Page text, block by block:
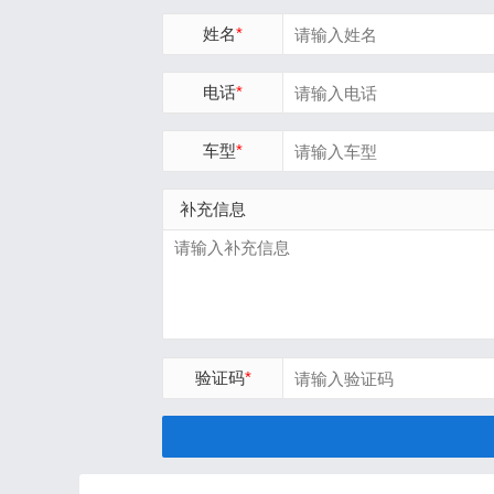
姓名*
电话*
车型*
补充信息
验证码*